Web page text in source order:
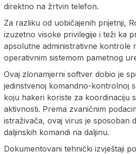
direktno na žrtvin telefon.
Za razliku od uobičajenih prijetnji,
izuzetno visoke privilegije i teži ka
apsolutne administrativne kontrole
operativnim sistemom pametnog
Ovaj zlonamjerni softver dobio je
jedinstvenoj komandno-kontrolnoj
koju hakeri koriste za koordinaciju
aktivnosti. Prema zvaničnim
istraživača, ovaj virus je sposoban
daljinskih komandi na daljinu.
Dokumentovani tehnički izvještaji